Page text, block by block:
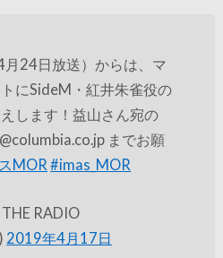
24日放送）からは、マ
にSideM・紅井朱雀役の
します！益山さん宛の
までお願
MOR #imas_MOR
RADIO
2019年4月17日